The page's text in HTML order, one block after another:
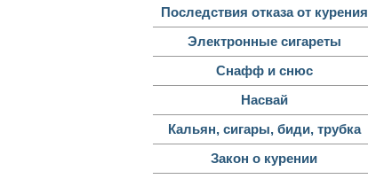
Последствия отказа от курения
Электронные сигареты
Снафф и снюс
Насвай
Кальян, сигары, биди, трубка
Закон о курении